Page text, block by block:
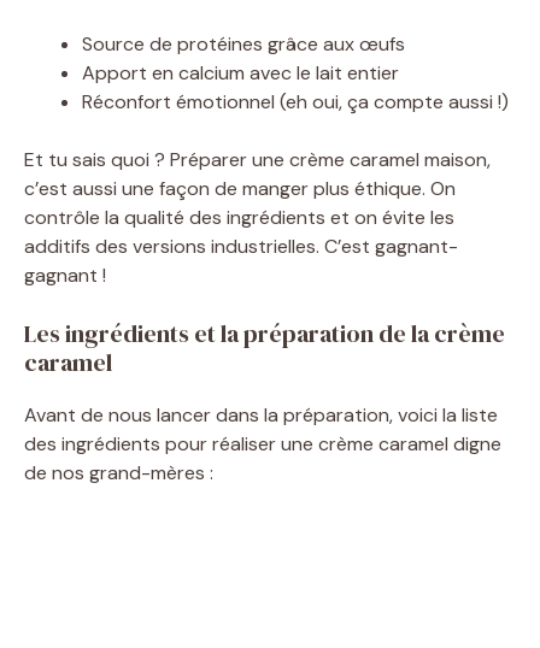
Source de protéines grâce aux œufs
Apport en calcium avec le lait entier
Réconfort émotionnel (eh oui, ça compte aussi !)
Et tu sais quoi ? Préparer une crème caramel maison,
c’est aussi une façon de manger plus éthique. On
contrôle la qualité des ingrédients et on évite les
additifs des versions industrielles. C’est gagnant-
gagnant !
Les ingrédients et la préparation de la crème
caramel
Avant de nous lancer dans la préparation, voici la liste
des ingrédients pour réaliser une crème caramel digne
de nos grand-mères :